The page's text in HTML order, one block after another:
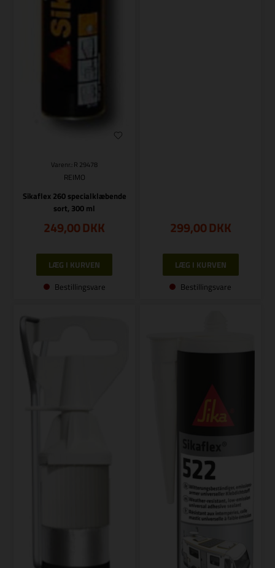
Varenr.: R 29478
REIMO
Sikaflex 260 specialklæbende
sort, 300 ml
249,00DKK
Bestillingsvare
299,00DKK
Bestillingsvare